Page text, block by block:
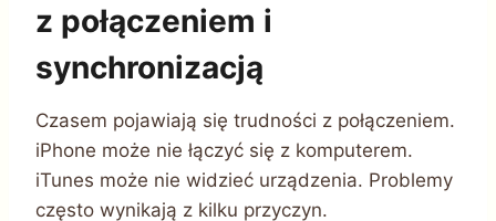
z połączeniem i
synchronizacją
Czasem pojawiają się trudności z połączeniem.
iPhone może nie łączyć się z komputerem.
iTunes może nie widzieć urządzenia. Problemy
często wynikają z kilku przyczyn.